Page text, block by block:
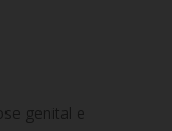
genital e